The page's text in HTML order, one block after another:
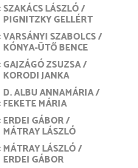
SZAKÁCS LÁSZLÓ
PIGNITZKY GELLÉRT
VARSÁNYI SZABOLCS
KÓNYA-ÜTŐ BENCE
GAJZÁGÓ ZSUZSA
KORODI JANKA
D. ALBU ANNAMÁRIA
FEKETE MÁRIA
ERDEI GÁBOR
MÁTRAY LÁSZLÓ
MÁTRAY LÁSZLÓ
ERDEI GÁBOR